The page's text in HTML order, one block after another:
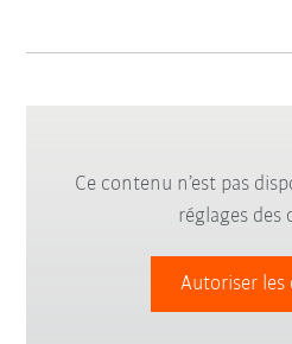
Ce contenu n’est pas
réglages des
Autoriser les